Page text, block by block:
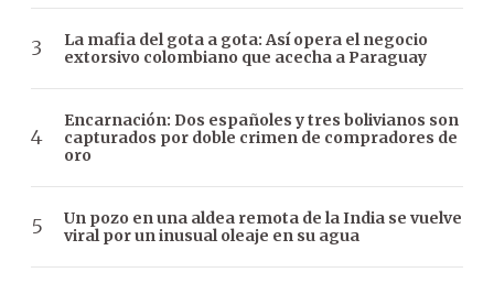
La mafia del gota a gota: Así opera el negocio
extorsivo colombiano que acecha a Paraguay
Encarnación: Dos españoles y tres bolivianos son
capturados por doble crimen de compradores de
oro
Un pozo en una aldea remota de la India se vuelve
viral por un inusual oleaje en su agua